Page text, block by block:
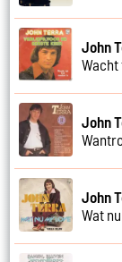
John
John
John
Wat